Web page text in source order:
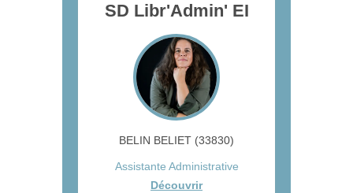
SD Libr'Admin' EI
BELIN BELIET (33830)
Assistante Administrative
Découvrir